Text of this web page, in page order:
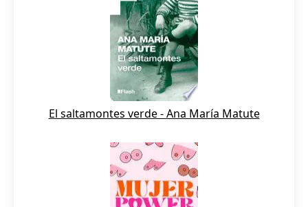
El saltamontes verde - Ana María Matute